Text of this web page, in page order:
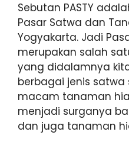
Sebutan PASTY
Pasar Satwa dan
Yogyakarta. Jadi
merupakan salah
yang didalamnya
berbagai jenis
macam tanaman
menjadi surganya
dan juga tanaman